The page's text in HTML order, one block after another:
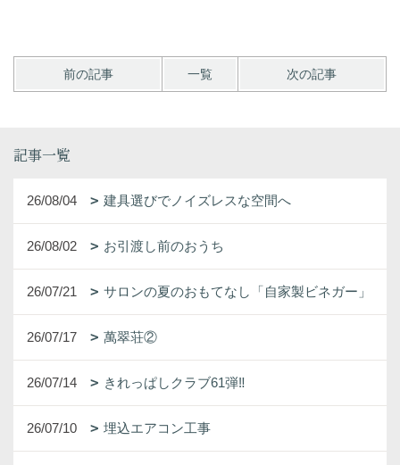
前の記事 一覧 次の記事
記事一覧
26/08/04 建具選びでノイズレスな空間へ
26/08/02 お引渡し前のおうち
26/07/21 サロンの夏のおもてなし「自家製ビネガー」
26/07/17 萬翠荘②
26/07/14 きれっぱしクラブ61弾‼
26/07/10 埋込エアコン工事